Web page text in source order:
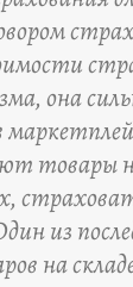
она
товары
из
на